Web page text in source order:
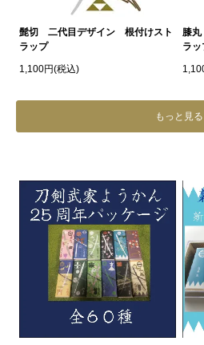
髭切 二代目デザイン 根付けスト
ラップ
1,100円(税込)
膝
ラッ
もっと見る